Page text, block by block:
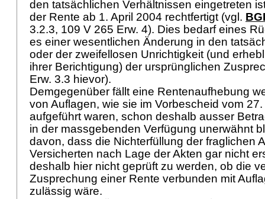
den tatsächlichen Verhältnissen eingetreten
der Rente ab 1. April 2004 rechtfertigt (vgl.
3.2.3, 109 V 265 Erw. 4). Dies bedarf eines
es einer wesentlichen Änderung in den
oder der zweifellosen Unrichtigkeit (und
ihrer Berichtigung) der ursprünglichen
Erw. 3.3 hievor).
Demgegenüber fällt eine Rentenaufhebung
von Auflagen, wie sie im Vorbescheid vom
aufgeführt waren, schon deshalb ausser
in der massgebenden Verfügung unerwähnt
davon, dass die Nichterfüllung der fraglichen
Versicherten nach Lage der Akten gar nicht
deshalb hier nicht geprüft zu werden, ob die
Zusprechung einer Rente verbunden mit
zulässig wäre.